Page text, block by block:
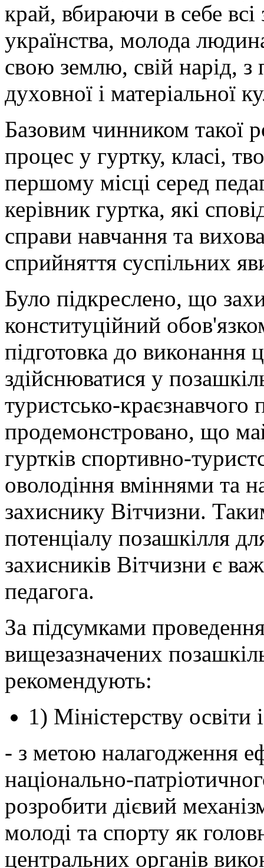
край, вбираючи в себе всі
українства, молода
свою землю, свій нарід, з
духовної і матеріальної
Базовим чинником такої
процес у гуртку, класі,
першому місці серед
керівник гуртка, які
справи навчання та
сприйняття суспільних
Було підкреслено, що
конституційний
підготовка до виконання
здійснюватися у
туристсько-
продемонстровано, що
гуртків спортивно-
оволодіння вміннями та
захиснику Вітчизни.
потенціалу позашкілля
захисників Вітчизни є
педагога.
За підсумками
вищезазначених
рекомендують:
1) Міністерству освіти
- з метою налагодження
національно-
розробити дієвий
молоді та спорту як
центральних органів